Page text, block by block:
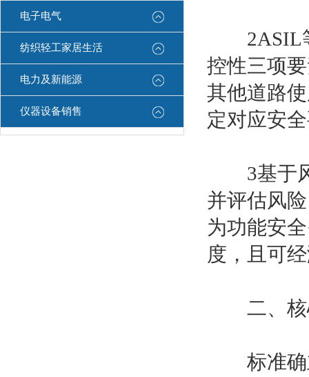
电子电气
纺织轻工家居生活
电力及新能源
仪器设备销售
2ASIL等
控性三项
其他道路
定对应安
3基于风
并评估风
为功能安
度，且可
二、核
标准确立